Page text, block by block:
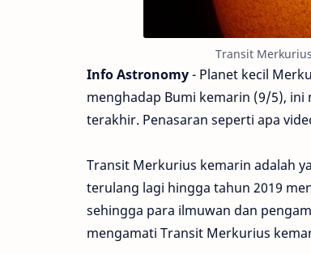
Transit
Info Astronomy- Planet kecil
menghadap Bumi kemarin (9/5),
terakhir. Penasaran seperti apa
Transit Merkurius kemarin adalah
terulang lagi hingga tahun 2019
sehingga para ilmuwan dan
mengamati Transit Merkurius